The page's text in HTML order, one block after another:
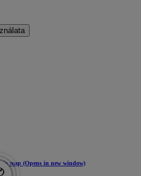
map (Opens in new window)